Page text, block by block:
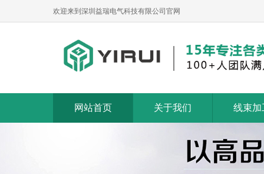
欢迎来到深圳益瑞电气科技有限公司官网
网站首页 关于我们 线束加